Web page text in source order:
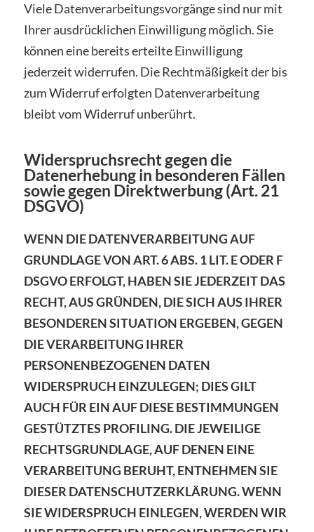
Viele Datenverarbeitungsvorgänge sind nur mit
Ihrer ausdrücklichen Einwilligung möglich. Sie
können eine bereits erteilte Einwilligung
jederzeit widerrufen. Die Rechtmäßigkeit der bis
zum Widerruf erfolgten Datenverarbeitung
bleibt vom Widerruf unberührt.
Widerspruchsrecht gegen die
Datenerhebung in besonderen Fällen
sowie gegen Direktwerbung (Art. 21
DSGVO)
WENN DIE DATENVERARBEITUNG AUF
GRUNDLAGE VON ART. 6 ABS. 1 LIT. E ODER F
DSGVO ERFOLGT, HABEN SIE JEDERZEIT DAS
RECHT, AUS GRÜNDEN, DIE SICH AUS IHRER
BESONDEREN SITUATION ERGEBEN, GEGEN
DIE VERARBEITUNG IHRER
PERSONENBEZOGENEN DATEN
WIDERSPRUCH EINZULEGEN; DIES GILT
AUCH FÜR EIN AUF DIESE BESTIMMUNGEN
GESTÜTZTES PROFILING. DIE JEWEILIGE
RECHTSGRUNDLAGE, AUF DENEN EINE
VERARBEITUNG BERUHT, ENTNEHMEN SIE
DIESER DATENSCHUTZERKLÄRUNG. WENN
SIE WIDERSPRUCH EINLEGEN, WERDEN WIR